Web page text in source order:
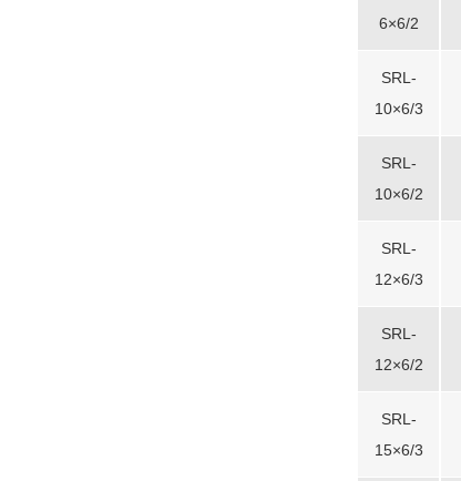
6×6/2
SRL-
10×6/3
SRL-
10×6/2
SRL-
12×6/3
SRL-
12×6/2
SRL-
15×6/3